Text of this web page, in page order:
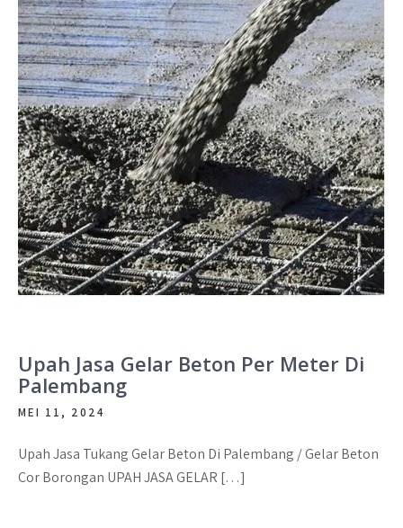
Upah Jasa Gelar Beton Per Meter Di
Palembang
MEI 11, 2024
Upah Jasa Tukang Gelar Beton Di Palembang / Gelar Beton
Cor Borongan UPAH JASA GELAR […]